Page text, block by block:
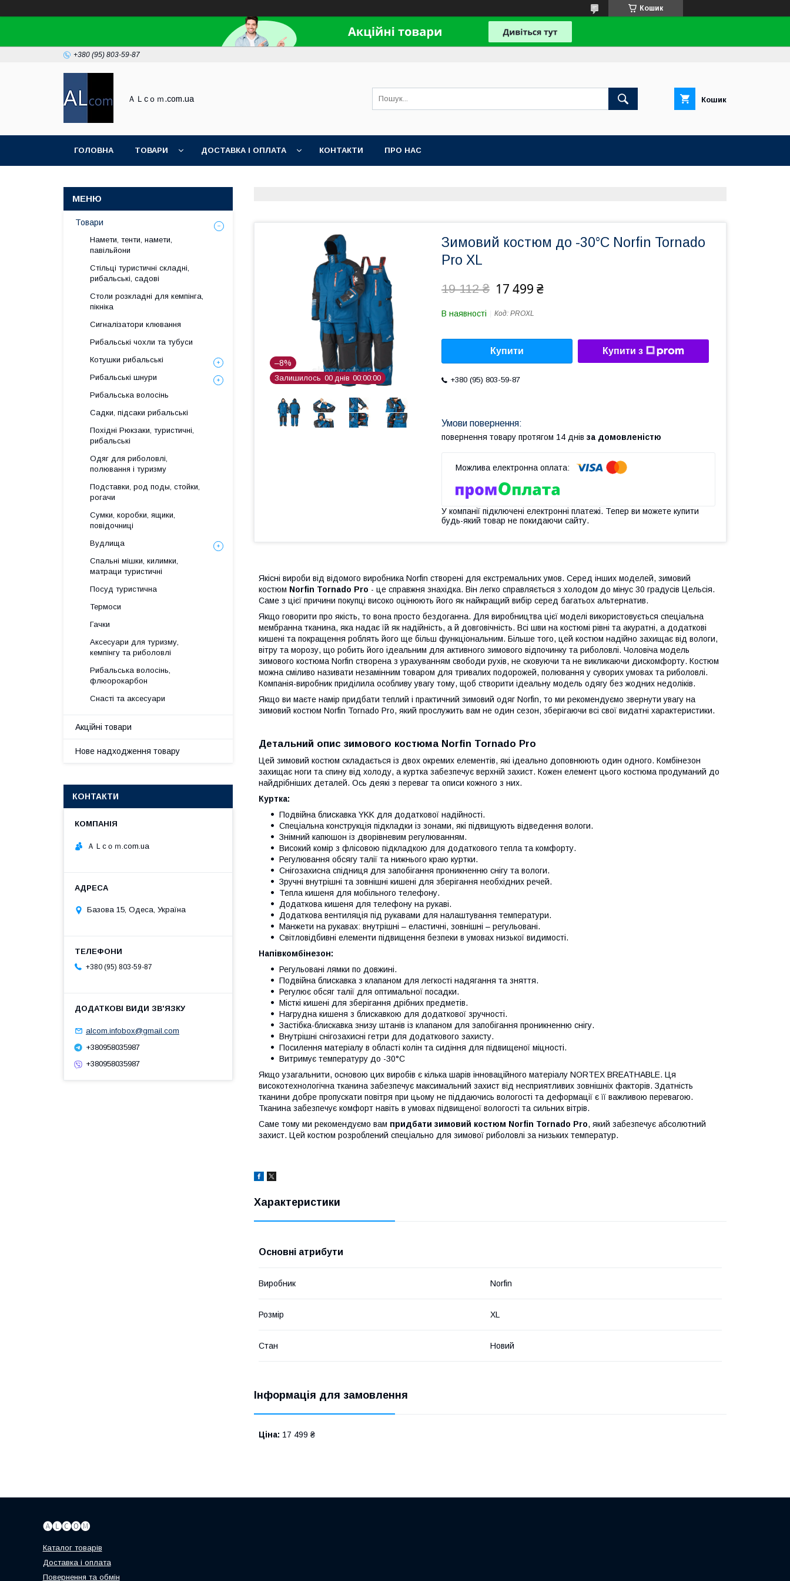
Кошик
+380 (95) 803-59-87
ＡＬcｏｍ.com.ua Кошик
ГОЛОВНА ТОВАРИ ДОСТАВКА І ОПЛАТА КОНТАКТИ ПРО НАС
–8%
Залишилось 00 днів 00 00 00
Зимовий костюм до -30°C Norfin Tornado
Pro XL
19 112 ₴ 17 499 ₴
В наявності Код: PROXL
Купити Купити з
+380 (95) 803-59-87
повернення товару протягом 14 днів за домовленістю
У компанії підключені електронні платежі. Тепер ви можете купити
будь-який товар не покидаючи сайту.
Якісні вироби від відомого виробника Norfin створені для екстремальних умов. Серед інших моделей, зимовий
костюм Norfin Tornado Pro - це справжня знахідка. Він легко справляється з холодом до мінус 30 градусів Цельсія.
Саме з цієї причини покупці високо оцінюють його як найкращий вибір серед багатьох альтернатив.
Якщо говорити про якість, то вона просто бездоганна. Для виробництва цієї моделі використовується спеціальна
мембранна тканина, яка надає їй як надійність, а й довговічність. Всі шви на костюмі рівні та акуратні, а додаткові
кишені та покращення роблять його ще більш функціональним. Більше того, цей костюм надійно захищає від вологи,
вітру та морозу, що робить його ідеальним для активного зимового відпочинку та риболовлі. Чоловіча модель
зимового костюма Norfin створена з урахуванням свободи рухів, не сковуючи та не викликаючи дискомфорту. Костюм
можна сміливо називати незамінним товаром для тривалих подорожей, полювання у суворих умовах та риболовлі.
Компанія-виробник приділила особливу увагу тому, щоб створити ідеальну модель одягу без жодних недоліків.
Якщо ви маєте намір придбати теплий і практичний зимовий одяг Norfin, то ми рекомендуємо звернути увагу на
зимовий костюм Norfin Tornado Pro, який прослужить вам не один сезон, зберігаючи всі свої видатні характеристики.
Детальний опис зимового костюма Norfin Tornado Pro
Цей зимовий костюм складається із двох окремих елементів, які ідеально доповнюють один одного. Комбінезон
захищає ноги та спину від холоду, а куртка забезпечує верхній захист. Кожен елемент цього костюма продуманий до
найдрібніших деталей. Ось деякі з переваг та описи кожного з них.
Куртка:
Подвійна блискавка YKK для додаткової надійності.
Спеціальна конструкція підкладки із зонами, які підвищують відведення вологи.
Знімний капюшон із дворівневим регулюванням.
Високий комір з флісовою підкладкою для додаткового тепла та комфорту.
Регулювання обсягу талії та нижнього краю куртки.
Снігозахисна спідниця для запобігання проникненню снігу та вологи.
Зручні внутрішні та зовнішні кишені для зберігання необхідних речей.
Тепла кишеня для мобільного телефону.
Додаткова кишеня для телефону на рукаві.
Додаткова вентиляція під рукавами для налаштування температури.
Манжети на рукавах: внутрішні – еластичні, зовнішні – регульовані.
Світловідбивні елементи підвищення безпеки в умовах низької видимості.
Напівкомбінезон:
Регульовані лямки по довжині.
Подвійна блискавка з клапаном для легкості надягання та зняття.
Регулює обсяг талії для оптимальної посадки.
Місткі кишені для зберігання дрібних предметів.
Нагрудна кишеня з блискавкою для додаткової зручності.
Застібка-блискавка знизу штанів із клапаном для запобігання проникненню снігу.
Внутрішні снігозахисні гетри для додаткового захисту.
Посилення матеріалу в області колін та сидіння для підвищеної міцності.
Витримує температуру до -30°C
Якщо узагальнити, основою цих виробів є кілька шарів інноваційного матеріалу NORTEX BREATHABLE. Ця
високотехнологічна тканина забезпечує максимальний захист від несприятливих зовнішніх факторів. Здатність
тканини добре пропускати повітря при цьому не піддаючись вологості та деформації є її важливою перевагою.
Тканина забезпечує комфорт навіть в умовах підвищеної вологості та сильних вітрів.
Саме тому ми рекомендуємо вам придбати зимовий костюм Norfin Tornado Pro, який забезпечує абсолютний
захист. Цей костюм розроблений спеціально для зимової риболовлі за низьких температур.
Характеристики
Основні атрибути
Виробник Norfin
Розмір XL
Стан Новий
Інформація для замовлення
Ціна: 17 499 ₴
Товари
Намети, тенти, намети,
павільйони
Стільці туристичні складні,
рибальські, садові
Столи розкладні для кемпінга,
пікніка
Сигналізатори клювання
Рибальські чохли та тубуси
Котушки рибальські
Рибальські шнури
Рибальська волосінь
Садки, підсаки рибальські
Похідні Рюкзаки, туристичні,
рибальські
Одяг для риболовлі,
полювання і туризму
Подставки, род поды, стойки,
рогачи
Сумки, коробки, ящики,
повідочниці
Вудлища
Спальні мішки, килимки,
матраци туристичні
Посуд туристична
Термоси
Гачки
Аксесуари для туризму,
кемпінгу та риболовлі
Рибальська волосінь,
флюорокарбон
Снасті та аксесуари
Акційні товари
Нове надходження товару
КОНТАКТИ
ＡＬcｏｍ.com.ua
Базова 15, Одеса, Україна
+380 (95) 803-59-87
alcom.infobox@gmail.com
+380958035987
+380958035987
🅐🅛🅒🅞🅜
Каталог товарів
Доставка і оплата
Повернення та обмін